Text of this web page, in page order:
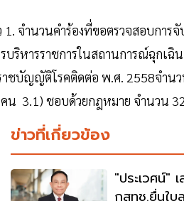
จำนวนคำร้องที่ขอตรวจสอบการ
บริหารราชการในสถานการณ์ฉุก
ชบัญญัติโรคติดต่อ พ.ศ. 2558จำ
น 3.1) ชอบด้วยกฎหมาย จำนวน
ข่าวที่เกี่ยวข้อง
"ประเวศน์"
กสทช.ยื่นใ